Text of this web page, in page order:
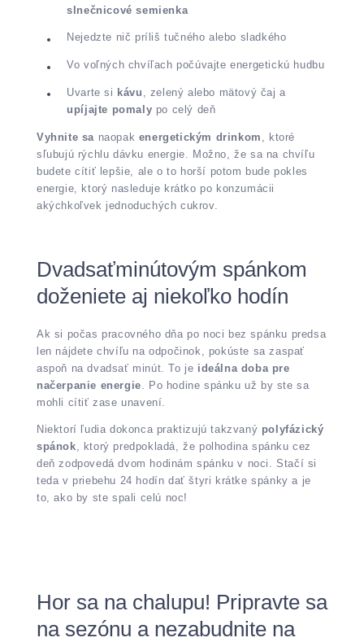
slnečnicové semienka
Nejedzte nič príliš tučného alebo sladkého
Vo voľných chvíľach počúvajte energetickú hudbu
Uvarte si kávu
, zelený alebo mätový čaj a
upíjajte pomaly po celý deň
Vyhnite sa naopak energetickým drinkom
, ktoré
sľubujú rýchlu dávku energie. Možno, že sa na chvíľu
budete cítiť lepšie, ale o to horší potom bude pokles
energie, ktorý nasleduje krátko po konzumácii
akýchkoľvek jednoduchých cukrov.
Dvadsaťminútovým spánkom
doženiete aj niekoľko hodín
Ak si počas pracovného dňa po noci bez spánku predsa
len nájdete chvíľu na odpočinok, pokúste sa zaspať
aspoň na dvadsať minút. To je ideálna doba pre
načerpanie energie . Po hodine spánku už by ste sa
mohli cítiť zase unavení.
Niektorí ľudia dokonca praktizujú takzvaný polyfázický
spánok, ktorý predpokladá, že polhodina spánku cez
deň zodpovedá dvom hodinám spánku v noci. Stačí si
teda v priebehu 24 hodín dať štyri krátke spánky a je
to, ako by ste spali celú noc!
Hor sa na chalupu! Pripravte sa
na sezónu a nezabudnite na